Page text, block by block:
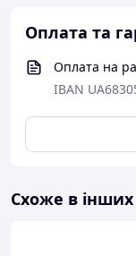
Оплата та
Оплата на
IBAN
Схоже в інших